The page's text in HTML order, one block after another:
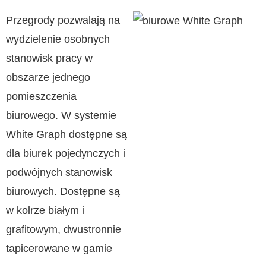
Przegrody pozwalają na
wydzielenie osobnych
stanowisk pracy w
obszarze jednego
pomieszczenia
biurowego. W systemie
White Graph dostępne są
dla biurek pojedynczych i
podwójnych stanowisk
biurowych. Dostępne są
w kolrze białym i
grafitowym, dwustronnie
tapicerowane w gamie